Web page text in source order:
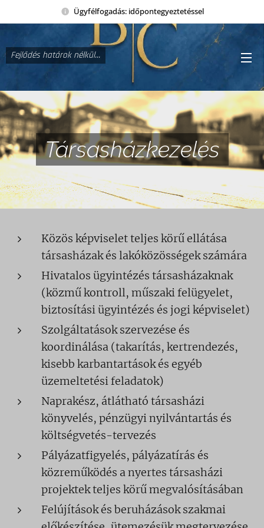
Ügyfélfogadás: időpontegyeztetéssel
Fejlődés határok nélkül...
Társasházkezelés
Közös képviselet teljes körű ellátása
társasházak és lakóközösségek számára
Hivatalos ügyintézés társasházaknak
(közmű kontroll, műszaki felügyelet,
biztosítási ügyintézés és jogi képviselet)
Szolgáltatások szervezése és
koordinálása (takarítás, kertrendezés,
kisebb karbantartások és egyéb
üzemeltetési feladatok)
Naprakész, átlátható társasházi
könyvelés, pénzügyi nyilvántartás és
költségvetés-tervezés
Pályázatfigyelés, pályázatírás és
közreműködés a nyertes társasházi
projektek teljes körű megvalósításában
Felújítások és beruházások szakmai